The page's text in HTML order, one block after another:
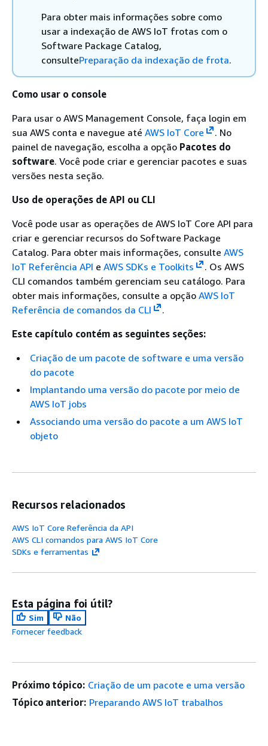
Para obter mais informações sobre como
usar a indexação de AWS IoT frotas com o
Software Package Catalog,
consultePreparação da indexação de frota.
Como usar o console
Para usar o AWS Management Console, faça login em
sua AWS conta e navegue até AWS IoT Core
. No
painel de navegação, escolha a opção Pacotes do
software. Você pode criar e gerenciar pacotes e suas
versões nesta seção.
Uso de operações de API ou CLI
Você pode usar as operações de AWS IoT Core API para
criar e gerenciar recursos do Software Package
Catalog. Para obter mais informações, consulte AWS
IoT Referência API e AWS SDKs e Toolkits
. Os AWS
CLI comandos também gerenciam seu catálogo. Para
obter mais informações, consulte a opção AWS IoT
Referência de comandos da CLI
.
Este capítulo contém as seguintes seções:
Criação de um pacote de software e uma versão
do pacote
Implantando uma versão do pacote por meio de
AWS IoT jobs
Associando uma versão do pacote a um AWS IoT
objeto
Recursos relacionados
AWS IoT Core Referência da API
AWS CLI comandos para AWS IoT Core
SDKs e ferramentas
Esta página foi útil?
Sim
Não
Fornecer feedback
Próximo tópico: Criação de um pacote e uma versão
Tópico anterior: Preparando AWS IoT trabalhos